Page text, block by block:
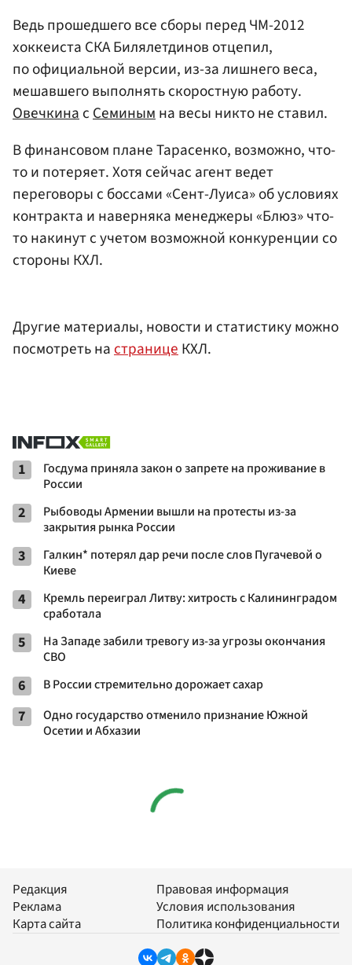
Ведь прошедшего все сборы перед ЧМ-2012
хоккеиста СКА Билялетдинов отцепил,
по официальной версии, из-за лишнего веса,
мешавшего выполнять скоростную работу.
ОвечкинасСеминымна весы никто не ставил.
В финансовом плане Тарасенко, возможно, что-
то и потеряет. Хотя сейчас агент ведет
переговоры с боссами «Сент-Луиса» об условиях
контракта и наверняка менеджеры «Блюз» что-
то накинут с учетом возможной конкуренции со
стороны КХЛ.
Другие материалы, новости и статистику можно
посмотреть настраницеКХЛ.
1
Госдума приняла закон о запрете на проживание в
России
2
Рыбоводы Армении вышли на протесты из-за
закрытия рынка России
3
Галкин* потерял дар речи после слов Пугачевой о
Киеве
4
Кремль переиграл Литву: хитрость с Калининградом
сработала
5
На Западе забили тревогу из-за угрозы окончания
СВО
6 В России стремительно дорожает сахар
7
Одно государство отменило признание Южной
Осетии и Абхазии
Редакция
Реклама
Карта сайта
Правовая информация
Условия использования
Политика конфиденциальности